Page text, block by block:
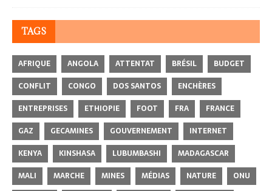
TAGS
AFRIQUE ANGOLA ATTENTAT BRÉSIL
BUDGET
CONFLIT
CONGO DOS SANTOS
ENCHÈRES
ENTREPRISES
ETHIOPIE FOOT FRA
FRANCE
GAZ
GECAMINES GOUVERNEMENT
INTERNET
KENYA
KINSHASA LUBUMBASHI
MADAGASCAR
MALI
MARCHE MINES MÉDIAS NATURE
ONU